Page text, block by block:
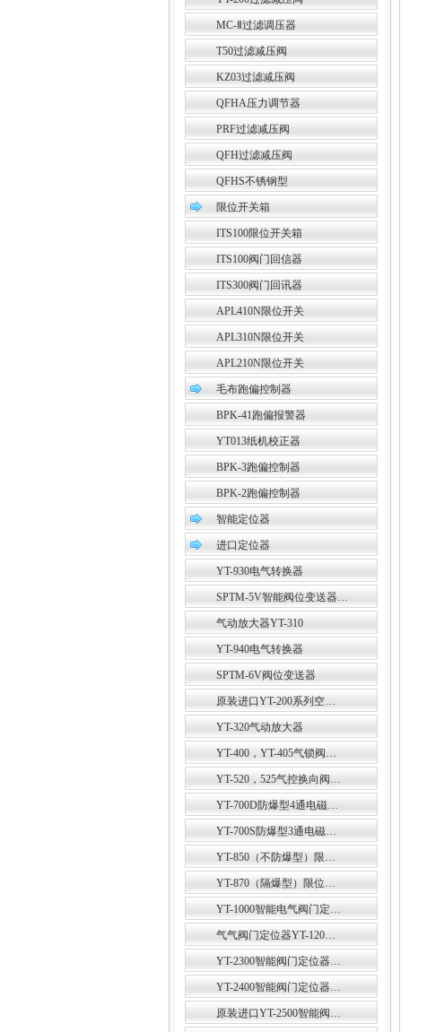
MC-Ⅱ过滤调压器
T50过滤减压阀
KZ03过滤减压阀
QFHA压力调节器
PRF过滤减压阀
QFH过滤减压阀
QFHS不锈钢型
限位开关箱
ITS100限位开关箱
ITS100阀门回信器
ITS300阀门回讯器
APL410N限位开关
APL310N限位开关
APL210N限位开关
毛布跑偏控制器
BPK-41跑偏报警器
YT013纸机校正器
BPK-3跑偏控制器
BPK-2跑偏控制器
智能定位器
进口定位器
YT-930电气转换器
SPTM-5V智能阀位变送器…
气动放大器YT-310
YT-940电气转换器
SPTM-6V阀位变送器
原装进口YT-200系列空…
YT-320气动放大器
YT-400，YT-405气锁阀…
YT-520，525气控换向阀…
YT-700D防爆型4通电磁…
YT-700S防爆型3通电磁…
YT-850（不防爆型）限…
YT-870（隔爆型）限位…
YT-1000智能电气阀门定…
气气阀门定位器YT-120…
YT-2300智能阀门定位器…
YT-2400智能阀门定位器…
原装进口YT-2500智能阀…